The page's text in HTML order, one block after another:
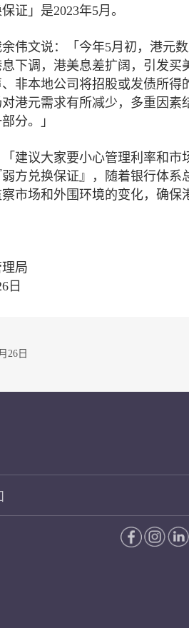
证」是2023年5月。
伟文说：「今年5月初，港元
下调，港美息差扩阔，引发
非本地公司将招股或发债所
港元需求有所减少，多重因
分。」
建议大家要小心管理利率和
方兑换保证』，随着银行体
市场和外围环境的变化，确保
局
日
26日